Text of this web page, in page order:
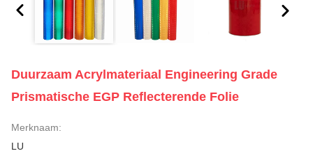
Duurzaam Acrylmateriaal Engineering Grade
Prismatische EGP Reflecterende Folie
Merknaam:
LU